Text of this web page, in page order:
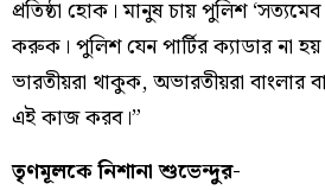
প্রতিষ্ঠা হোক। মানুষ চায় পুলিশ
করুক। পুলিশ যেন পার্টির ক্যাডার না
ভারতীয়রা থাকুক, অভারতীয়রা বাংলার
এই কাজ করব।”
তৃণমূলকে নিশানা শুভেন্দুর-